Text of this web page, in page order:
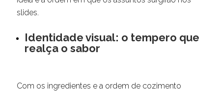
slides.
Identidade visual: o tempero que
realça o sabor
Com os ingredientes e a ordem de cozimento